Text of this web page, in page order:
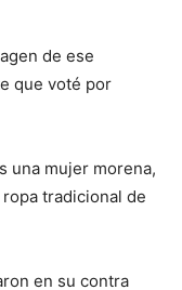
de ese
que voté por
una mujer morena,
tradicional de
en su contra